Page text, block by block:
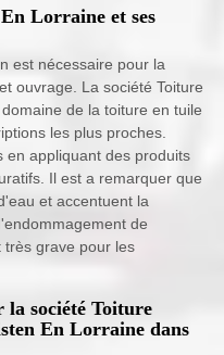
Lorraine et ses
est nécessaire pour la
ouvrage. La société Toiture
de la toiture en tuile
les plus proches.
en appliquant des produits
Il est a remarquer que
et accentuent la
de
très grave pour les
la société Toiture
En Lorraine dans